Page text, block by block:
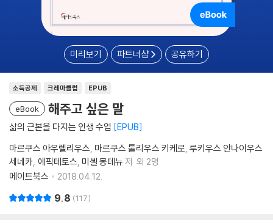
미리보기 파트너샵 공유하기
소득공제 크레마클럽 EPUB
eBook 해주고 싶은 말
삶의 근본을 다지는 인생 수업 EPUB
마르쿠스 아우렐리우스 마르쿠스 툴리우스 키케로 루키우스 안나이우스
세네카 에픽테토스 미셸 몽테뉴 저 외 2명
메이트북스
2018.04.12.
9.8 117